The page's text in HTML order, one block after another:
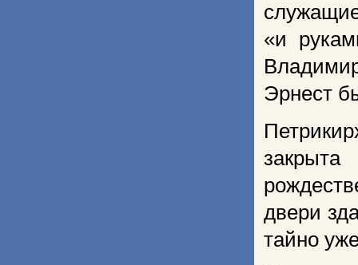
«и
Эрнест
двери
тайно